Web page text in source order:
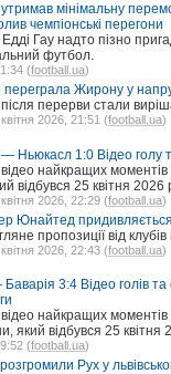
мінімальну
чемпіонські перегони
Гау надто пізно
футбол.
(football.ua)
переграла Жирону у
перерви стали
2026, 21:51 (football.ua)
Ньюкасл 1:0 Відео голу
відео найкращих
відбувся 25 квітня 2026
2026, 22:29 (football.ua)
Юнайтед
пропозиції від клубів
2026, 22:43 (football.ua)
3:4 Відео голів та
відео найкращих
який відбувся 25 квітня
(football.ua)
Рух у